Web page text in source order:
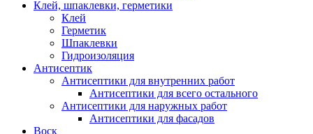
Клей, шпаклевки, герметики
Клей
Герметик
Шпаклевки
Гидроизоляция
Антисептик
Антисептики для внутренних работ
Антисептики для всего остального
Антисептики для наружных работ
Антисептики для фасадов
Воск